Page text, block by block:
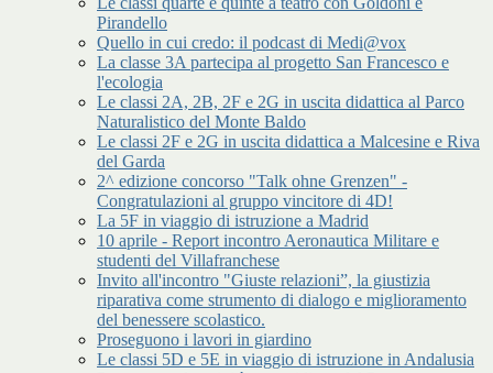
Pirandello
Quello in cui credo: il podcast di Medi@vox
La classe 3A partecipa al progetto San Francesco e
l'ecologia
Le classi 2A, 2B, 2F e 2G in uscita didattica al Parco
Naturalistico del Monte Baldo
Le classi 2F e 2G in uscita didattica a Malcesine e Riva
del Garda
2^ edizione concorso "Talk ohne Grenzen" -
Congratulazioni al gruppo vincitore di 4D!
La 5F in viaggio di istruzione a Madrid
10 aprile - Report incontro Aeronautica Militare e
studenti del Villafranchese
Invito all'incontro "Giuste relazioni”, la giustizia
riparativa come strumento di dialogo e miglioramento
del benessere scolastico.
Proseguono i lavori in giardino
Le classi 5D e 5E in viaggio di istruzione in Andalusia